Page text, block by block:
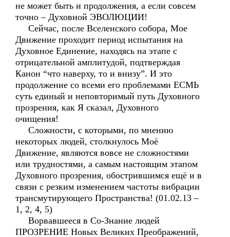
не может быть и продолжения, а если совсем
точно – Духовной ЭВОЛЮЦИИ!
Сейчас, после Вселенского собора, Мое
Движение проходит период испытания на
Духовное Единение, находясь на этапе с
отрицательной амплитудой, подтверждая
Канон “что наверху, то и внизу”. И это
продолжение со всеми его проблемами ЕСМЬ
суть единый и неповторимый путь Духовного
прозрения, как Я сказал, Духовного
очищения!
Сложности, с которыми, по мнению
некоторых людей, столкнулось Моё
Движение, являются вовсе не сложностями
или трудностями, а самым настоящим этапом
Духовного прозрения, обострившимся ещё и в
связи с резким изменением частоты вибрации
трансмутирующего Пространства! (01.02.13 –
1, 2, 4, 5)
Ворвавшееся в Со-Знание людей
ПРОЗРЕНИЕ Новых Великих Преображений,